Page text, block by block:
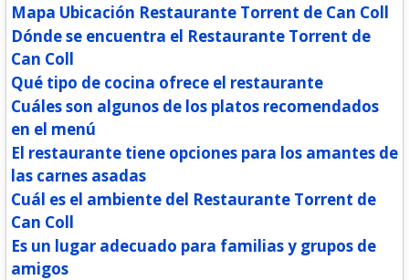
Mapa Ubicación Restaurante Torrent de Can Coll
Dónde se encuentra el Restaurante Torrent de
Can Coll
Qué tipo de cocina ofrece el restaurante
Cuáles son algunos de los platos recomendados
en el menú
El restaurante tiene opciones para los amantes de
las carnes asadas
Cuál es el ambiente del Restaurante Torrent de
Can Coll
Es un lugar adecuado para familias y grupos de
amigos